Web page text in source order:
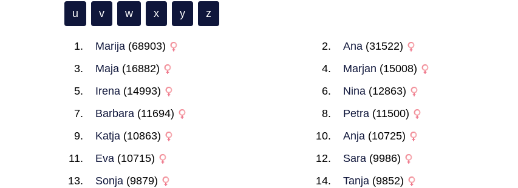
u v w x y z
Marija (68903) Ana(31522)
Maja (16882) Marjan (15008)
Irena (14993) Nina(12863)
Barbara (11694) Petra(11500)
Katja (10863) Anja(10725)
Eva (10715) Sara(9986)
Sonja (9879) Tanja(9852)